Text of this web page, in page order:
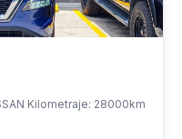
Kilometraje: 28000km